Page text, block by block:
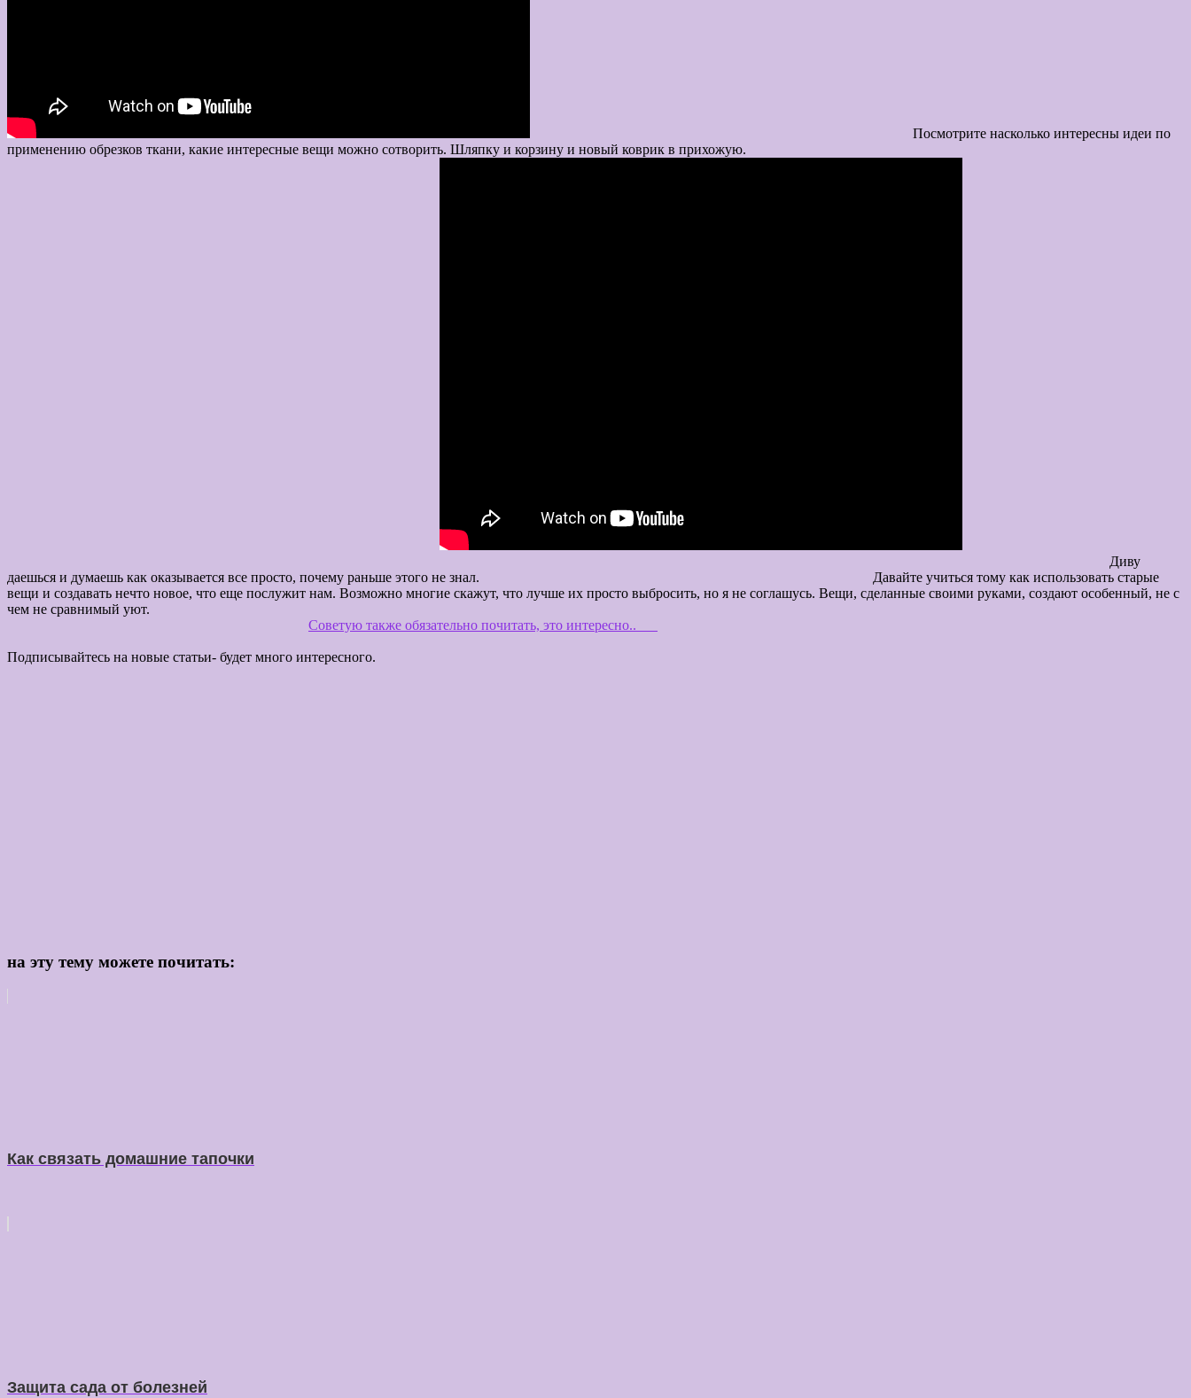
Посмотрите насколько интересны идеи по
применению обрезков ткани, какие интересные вещи можно сотворить. Шляпку и корзину и новый коврик в прихожую.
Диву
даешься и думаешь как оказывается все просто, почему раньше этого не знал. Давайте учиться тому как использовать старые
вещи и создавать нечто новое, что еще послужит нам. Возможно многие скажут, что лучше их просто выбросить, но я не соглашусь. Вещи, сделанные своими руками, создают особенный, не с
чем не сравнимый уют.
Советую также обязательно почитать, это интересно..
Подписывайтесь на новые статьи- будет много интересного.
на эту тему можете почитать:
Как связать домашние тапочки
Защита сада от болезней